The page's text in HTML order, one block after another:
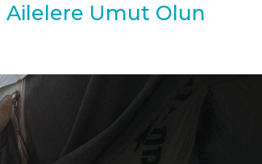
Ailelere Umut Olun